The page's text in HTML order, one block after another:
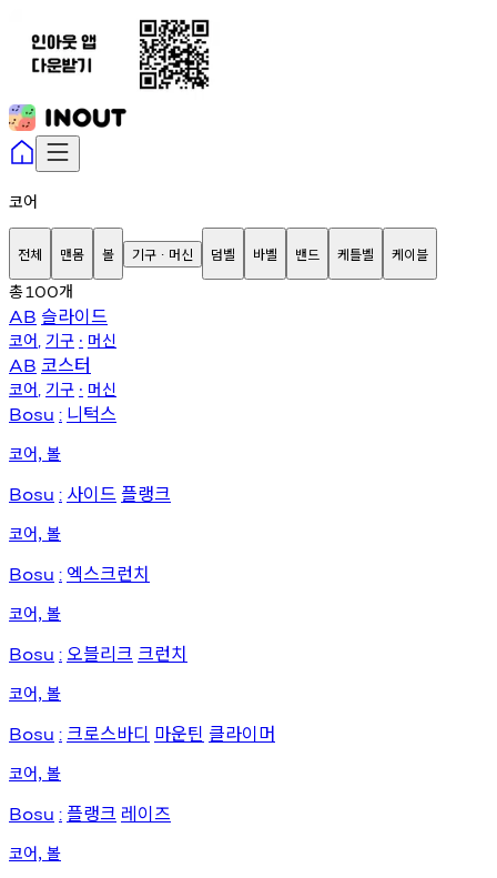
코어
전체 맨몸 볼 기구 ∙ 머신 덤벨 바벨 밴드 케틀벨 케이블
총100개
AB 슬라이드
코어, 기구 ∙ 머신
AB 코스터
코어, 기구 ∙ 머신
Bosu : 니턱스
코어, 볼
Bosu : 사이드 플랭크
코어, 볼
Bosu : 엑스크런치
코어, 볼
Bosu : 오블리크 크런치
코어, 볼
Bosu : 크로스바디 마운틴 클라이머
코어, 볼
Bosu : 플랭크 레이즈
코어, 볼